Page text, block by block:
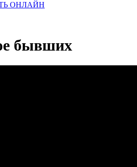
ОНЛАЙН
бывших